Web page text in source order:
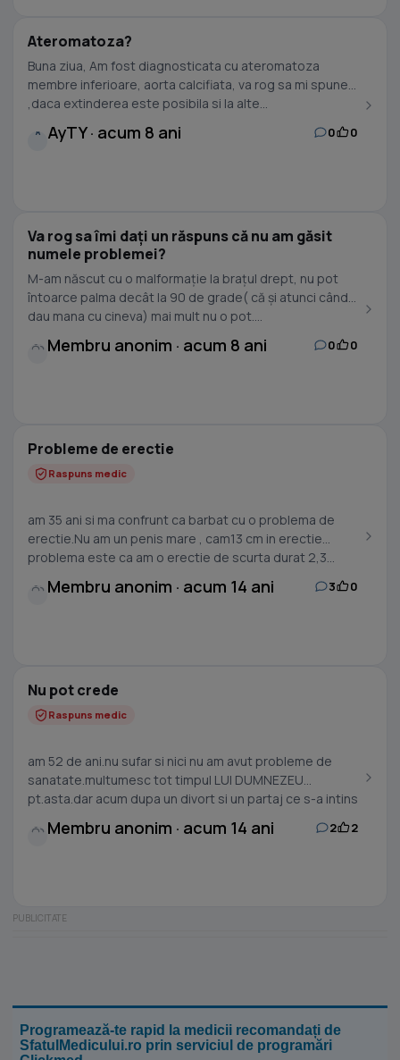
Ateromatoza?
Buna ziua, Am fost diagnosticata cu ateromatoza
membre inferioare, aorta calcifiata, va rog sa mi spuneti
,daca extinderea este posibila si la alte...
A AyTY · acum 8 ani 0 0
Va rog sa îmi dați un răspuns că nu am găsit
numele problemei?
M-am născut cu o malformație la brațul drept, nu pot
întoarce palma decât la 90 de grade( că și atunci când
dau mana cu cineva) mai mult nu o pot....
Membru anonim · acum 8 ani 0 0
Probleme de erectie
Raspuns medic
am 35 ani si ma confrunt ca barbat cu o problema de
erectie.Nu am un penis mare , cam13 cm in erectie
problema este ca am o erectie de scurta durat 2,3...
Membru anonim · acum 14 ani 3 0
Nu pot crede
Raspuns medic
am 52 de ani.nu sufar si nici nu am avut probleme de
sanatate.multumesc tot timpul LUI DUMNEZEU
pt.asta.dar acum dupa un divort si un partaj ce s-a intins
Membru anonim · acum 14 ani 2 2
Programează-te rapid la medicii recomandați de
SfatulMedicului.ro prin serviciul de programări